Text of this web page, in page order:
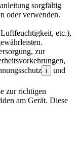
sorgfältig
oder verwenden.
etc.),
zur
i
und
zur richtigen
am Gerät. Diese